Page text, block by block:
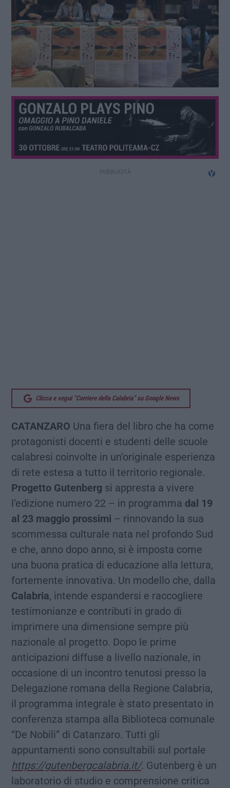
Clicca e segui “Corriere della Calabria” su Google News
CATANZARO Una fiera del libro che ha come
protagonisti docenti e studenti delle scuole
calabresi coinvolte in un’originale esperienza
di rete estesa a tutto il territorio regionale.
Progetto Gutenberg si appresta a vivere
l’edizione numero 22 – in programma dal 19
al 23 maggio prossimi – rinnovando la sua
scommessa culturale nata nel profondo Sud
e che, anno dopo anno, si è imposta come
una buona pratica di educazione alla lettura,
fortemente innovativa. Un modello che, dalla
Calabria, intende espandersi e raccogliere
testimonianze e contributi in grado di
imprimere una dimensione sempre più
nazionale al progetto. Dopo le prime
anticipazioni diffuse a livello nazionale, in
occasione di un incontro tenutosi presso la
Delegazione romana della Regione Calabria,
il programma integrale è stato presentato in
conferenza stampa alla Biblioteca comunale
“De Nobili” di Catanzaro. Tutti gli
appuntamenti sono consultabili sul portale
https://gutenbergcalabria.it/. Gutenberg è un
laboratorio di studio e comprensione critica